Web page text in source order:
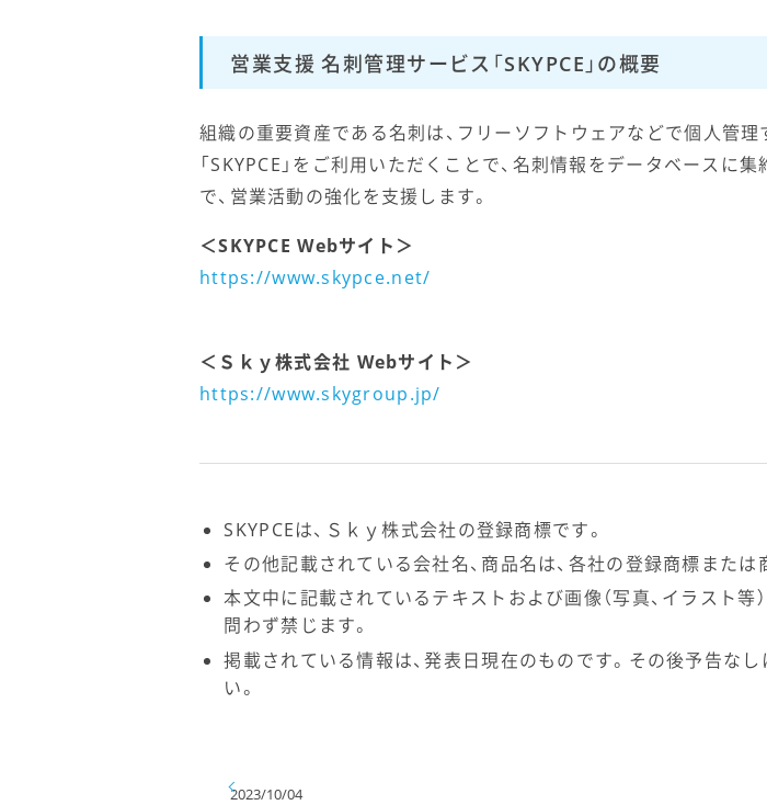
営業支援 名刺管理サービス「SKYPCE」の概要
組織の重要資産である名刺は、フリーソフトウェアなどで個人管
「SKYPCE」をご利用いただくことで、名刺情報をデータベースに
で、営業活動の強化を支援します。
＜SKYPCE Webサイト＞
https://www.skypce.net/
＜Ｓｋｙ株式会社 Webサイト＞
https://www.skygroup.jp/
SKYPCEは、Ｓｋｙ株式会社の登録商標です。
その他記載されている会社名、商品名は、各社の登録商標または
本文中に記載されているテキストおよび画像（写真、イラスト等
問わず禁じます。
掲載されている情報は、発表日現在のものです。その後予告な
い。
2023/10/04